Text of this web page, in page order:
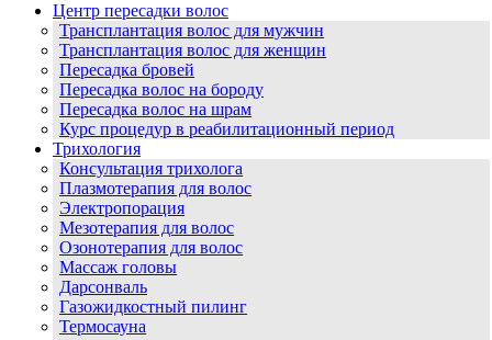
Центр пересадки волос
Трансплантация волос для мужчин
Трансплантация волос для женщин
Пересадка бровей
Пересадка волос на бороду
Пересадка волос на шрам
Курс процедур в реабилитационный период
Трихология
Консультация трихолога
Плазмотерапия для волос
Электропорация
Мезотерапия для волос
Озонотерапия для волос
Массаж головы
Дарсонваль
Газожидкостный пилинг
Термосауна